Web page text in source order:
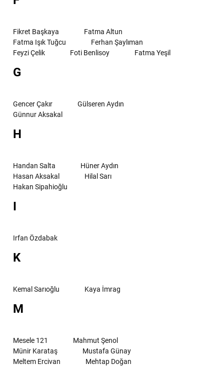
Fikret Başkaya
Fatma Altun
Fatma Işık Tuğcu
Ferhan Şaylıman
Feyzi Çelik
Foti Benlisoy Fatma Yeşil
G
Gencer Çakır
Gülseren Aydın
Günnur Aksakal
H
Handan Salta
Hüner Aydın
Hasan Aksakal
Hilal Sarı
Hakan Sipahioğlu
I
Irfan Özdabak
K
Kemal Sarıoğlu Kaya İmrag
M
Mesele 121
Mahmut Şenol
Münir Karataş
Mustafa Günay
Meltem Ercivan
Mehtap Doğan